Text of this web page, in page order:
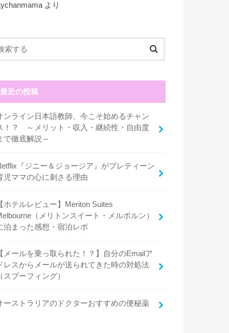
より
最近の投稿
ンライン日本語教師、今こそ始めるチャン
！？ ～メリット・収入・継続性・自由度
で徹底解説～
『ジニー＆ジョージア』がプレティーン
児ママの心に刺さる理由
【ホテルレビュー】Meriton Suites
（メリトンスイート・メルボルン）
泊まった感想・宿泊レポ
【メールを乗っ取られた！？】自分のEmailア
レスからメールが送られてきた時の対処法
（スプーフィング）
ーストラリアのドクターおすすめの便秘薬